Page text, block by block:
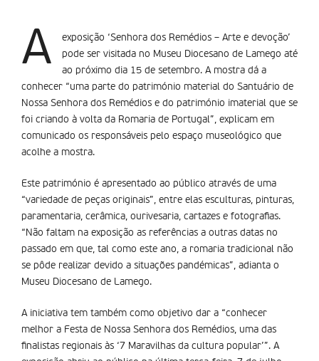
A
exposição ‘Senhora dos Remédios – Arte e devoção’
pode ser visitada no Museu Diocesano de Lamego até
ao próximo dia 15 de setembro. A mostra dá a
conhecer “uma parte do património material do Santuário de
Nossa Senhora dos Remédios e do património imaterial que se
foi criando à volta da Romaria de Portugal”, explicam em
comunicado os responsáveis pelo espaço museológico que
acolhe a mostra.
Este património é apresentado ao público através de uma
“variedade de peças originais”, entre elas esculturas, pinturas,
paramentaria, cerâmica, ourivesaria, cartazes e fotografias.
“Não faltam na exposição as referências a outras datas no
passado em que, tal como este ano, a romaria tradicional não
se pôde realizar devido a situações pandémicas”, adianta o
Museu Diocesano de Lamego.
A iniciativa tem também como objetivo dar a “conhecer
melhor a Festa de Nossa Senhora dos Remédios, uma das
finalistas regionais às ‘7 Maravilhas da cultura popular’”. A